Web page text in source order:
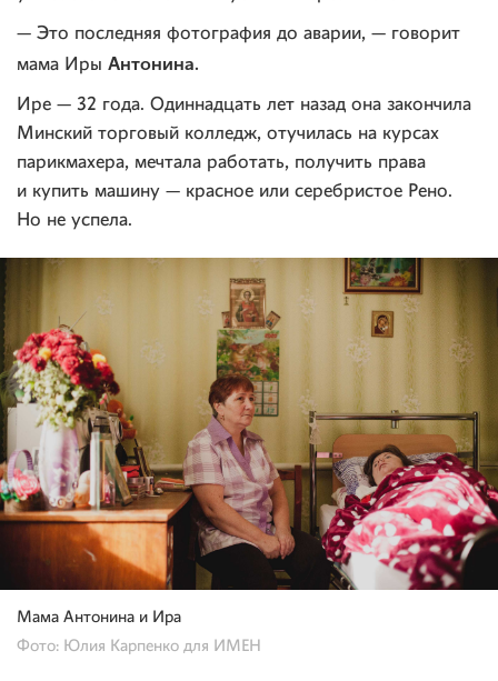
— Это последняя фотография до аварии, — говорит
мама Иры Антонина.
Ире — 32 года. Одиннадцать лет назад она закончила
Минский торговый колледж, отучилась на курсах
парикмахера, мечтала работать, получить права
и купить машину — красное или серебристое Рено.
Но не успела.
Мама Антонина и Ира
Фото: Юлия Карпенко для ИМЕН